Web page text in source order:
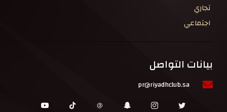
تجاري
اجتماعي
بيانات التواصل
pr@riyadhclub.sa